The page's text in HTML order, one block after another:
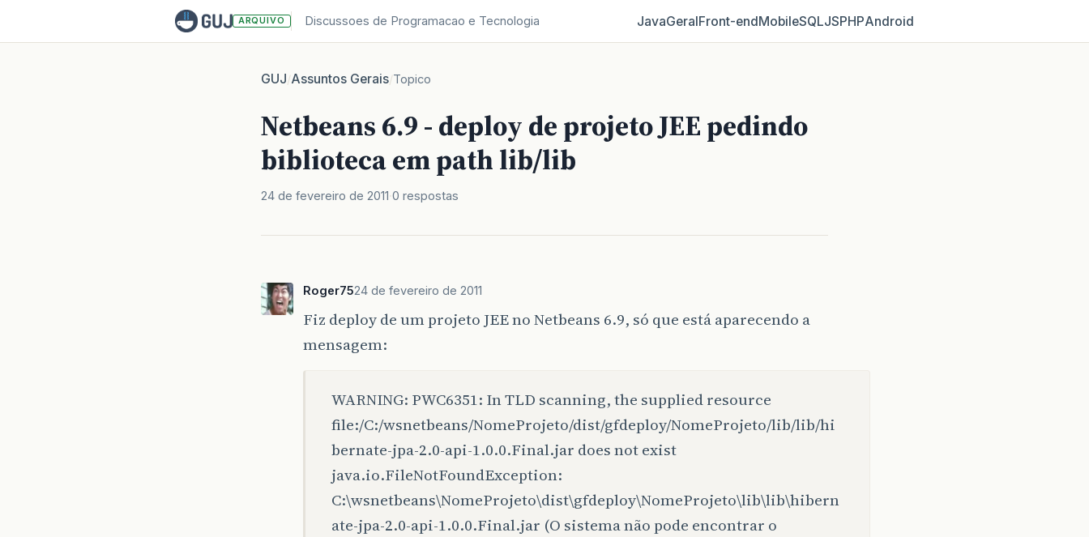
ARQUIVO Discussoes de Programacao e Tecnologia JavaGeralFront‑endMobileSQLJSPHPAndroid
GUJ/Assuntos Gerais/Topico
Netbeans 6.9 - deploy de projeto JEE pedindo
biblioteca em path lib/lib
24 de fevereiro de 2011 0 respostas
Roger7524 de fevereiro de 2011
Fiz deploy de um projeto JEE no Netbeans 6.9, só que está aparecendo a
mensagem:
WARNING: PWC6351: In TLD scanning, the supplied resource
file:/C:/wsnetbeans/NomeProjeto/dist/gfdeploy/NomeProjeto/lib/lib/hi
bernate-jpa-2.0-api-1.0.0.Final.jar does not exist
java.io.FileNotFoundException:
C:\wsnetbeans\NomeProjeto\dist\gfdeploy\NomeProjeto\lib\lib\hibern
ate-jpa-2.0-api-1.0.0.Final.jar (O sistema não pode encontrar o